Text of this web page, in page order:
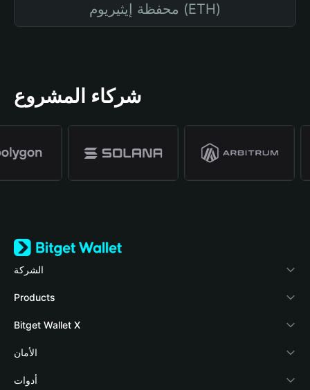
محفظة إيثيريوم (ETH)
شركاء المشروع
الشركة
المدونة
الأكاديمية
أخبار العملات المشفرة
Products
Crypto Card
Stablecoin Earn
Payfi Crypto
Bitget Wallet X
المطورون
ربط المحفظة
الأمان
صندوق الحماية
أدوات